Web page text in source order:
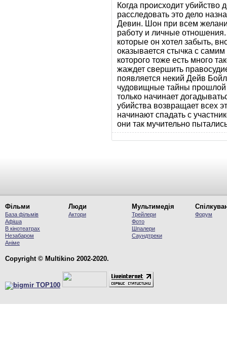
Когда происходит
расследовать это дело
Девин. Шон при всем
работу и личные
которые он хотел забыть,
оказывается стычка с
которого тоже есть много
жаждет свершить
появляется некий Дейв
чудовищные тайны прошлой
только начинает
убийства возвращает всех
начинают спадать с
они так мучительно
Фільми
База фільмів
Афіша
В кінотеатрах
Незабаром
Аніме
Люди
Актори
Мультимедія
Трейлери
Фото
Шпалери
Саундтреки
Форум
Copyright © Multikino 2002-2020.